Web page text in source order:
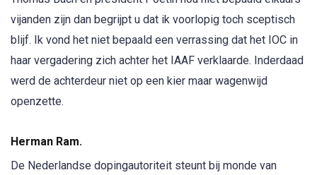
vijanden zijn dan begrijpt u dat ik voorlopig toch sceptisch
blijf. Ik vond het niet bepaald een verrassing dat het IOC in
haar vergadering zich achter het IAAF verklaarde. Inderdaad
werd de achterdeur niet op een kier maar wagenwijd
openzette.
Herman Ram.
De Nederlandse dopingautoriteit steunt bij monde van